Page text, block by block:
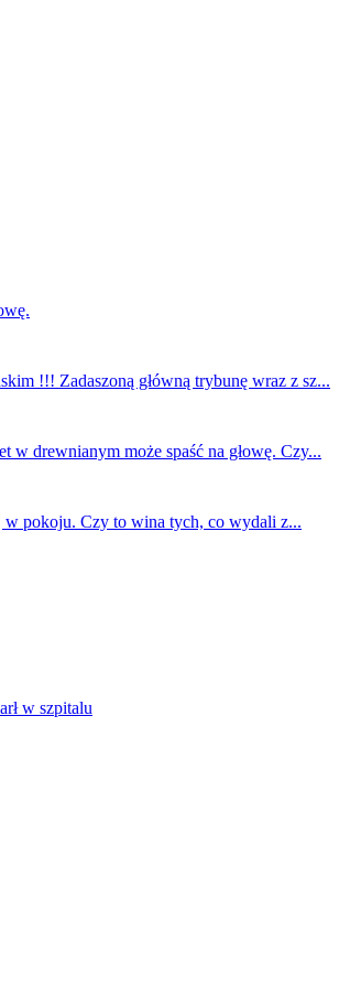
!!! Zadaszoną główną trybunę wraz z sz...
w drewnianym może spaść na głowę. Czy...
w pokoju. Czy to wina tych, co wydali z...
w szpitalu